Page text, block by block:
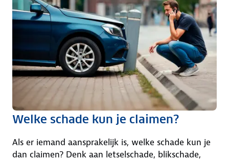
Welke schade kun je claimen?
Als er iemand aansprakelijk is, welke schade kun je
dan claimen? Denk aan letselschade, blikschade,